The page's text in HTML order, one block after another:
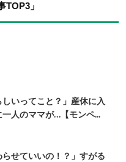
TOP3」
しいってこと？」産休に入
人のママが…【モンペ...
らせていいの！？」すがる